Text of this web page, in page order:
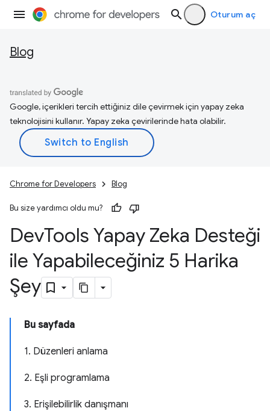
Oturum aç
Blog
Google, içerikleri tercih ettiğiniz dile çevirmek için yapay zeka
teknolojisini kullanır. Yapay zeka çevirilerinde hata olabilir.
Chrome for Developers Blog
Bu size yardımcı oldu mu?
DevTools Yapay Zeka Desteği
ile Yapabileceğiniz 5 Harika
Şey
Bu sayfada
1. Düzenleri anlama
2. Eşli programlama
3. Erişilebilirlik danışmanı